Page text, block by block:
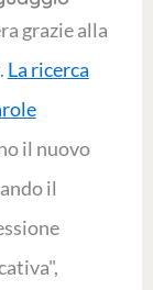
grazie alla
La ricerca
il nuovo
il